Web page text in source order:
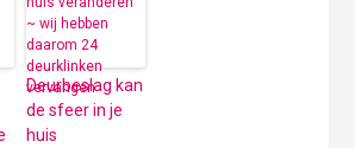
Deurbeslag kan
de sfeer in je
huis